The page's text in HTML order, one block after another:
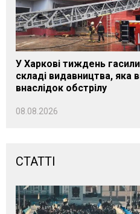
У Харкові тиждень
складі видавництва, яка
внаслідок обстрілу
08.08.2026
СТАТТІ